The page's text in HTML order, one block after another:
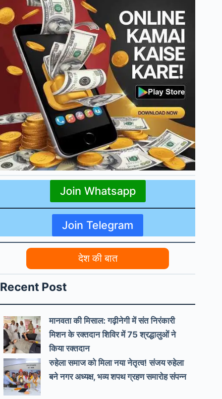
Join Whatsapp
Join Telegram
देश की बात
Recent Post
मानवता की मिसाल: गढ़ीनेगी में संत निरंकारी
मिशन के रक्तदान शिविर में 75 श्रद्धालुओं ने
किया रक्तदान
रुहेला समाज को मिला नया नेतृत्व! संजय रुहेला
बने नगर अध्यक्ष, भव्य शपथ ग्रहण समारोह संपन्न